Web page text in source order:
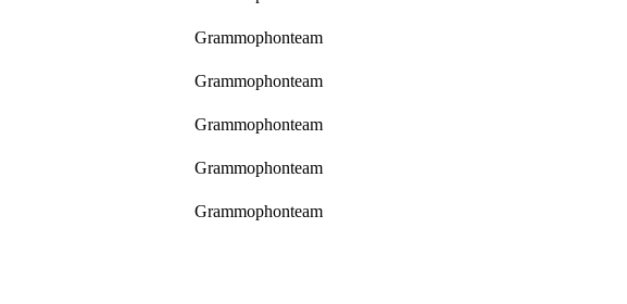
Grammophonteam
Grammophonteam
Grammophonteam
Grammophonteam
Grammophonteam